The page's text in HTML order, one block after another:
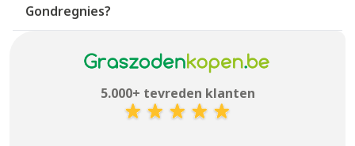
Gondregnies?
5.000+ tevreden klanten